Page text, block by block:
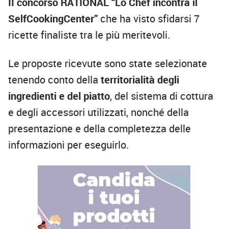
SelfCookingCenter” che ha visto sfidarsi 7
ricette finaliste tra le più meritevoli.
Le proposte ricevute sono state selezionate
tenendo conto della territorialità degli
ingredienti e del piatto, del sistema di cottura
e degli accessori utilizzati, nonché della
presentazione e della completezza delle
informazioni per eseguirlo.